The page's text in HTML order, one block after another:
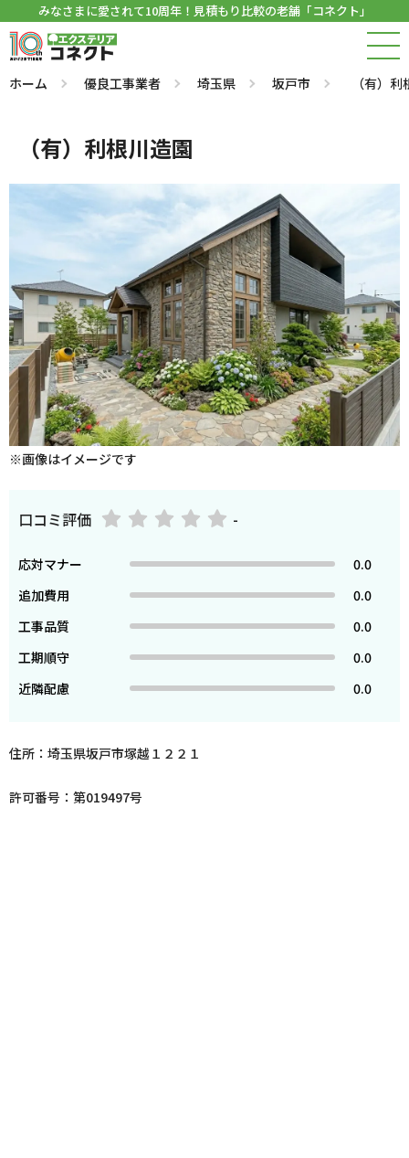
みなさまに愛されて10周年！見積もり比較の老舗「コネクト」
ホーム 優良工事業者 埼玉県 坂戸市 （有）
（有）利根川造園
※画像はイメージです
口コミ評価 -
応対マナー
0.0
追加費用
0.0
工事品質
0.0
工期順守
0.0
近隣配慮
0.0
住所：埼玉県坂戸市塚越１２２１
許可番号：第019497号